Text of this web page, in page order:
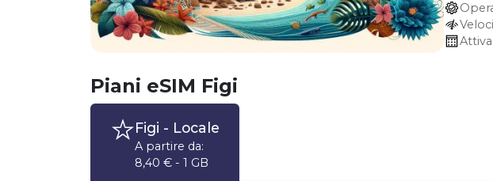
Piani eSIM Figi
Figi - Locale
A partire da:
8,40 € - 1 GB